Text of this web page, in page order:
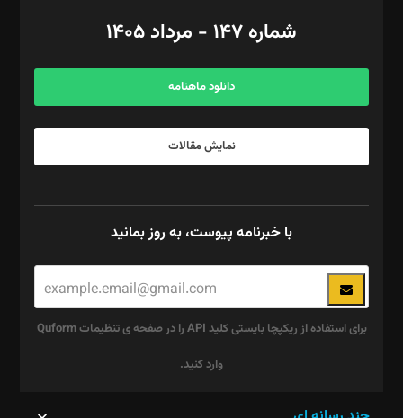
آگهی و مشترکین: ۰۹۱۹۹۹۹۰۴۵۴
شماره ۱۴۷ - مرداد ۱۴۰۵
دانلود ماهنامه
نمایش مقالات
با خبرنامه پیوست، به روز بمانید
برای استفاده از ریکپچا بایستی کلید API را در صفحه ی تنظیمات Quform
وارد کنید.